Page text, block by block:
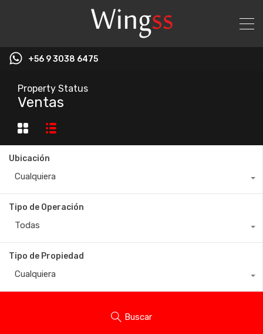
+56 9 3038 6475
Property Status
Ventas
Ubicación
Cualquiera
Tipo de Operación
Todas
Tipo de Propiedad
Cualquiera
Buscar